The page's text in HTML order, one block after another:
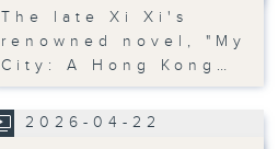
The late Xi Xi's
renowned novel, "My
City: A Hong Kong…
2026-04-22